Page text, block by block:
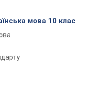
мова 10 клас